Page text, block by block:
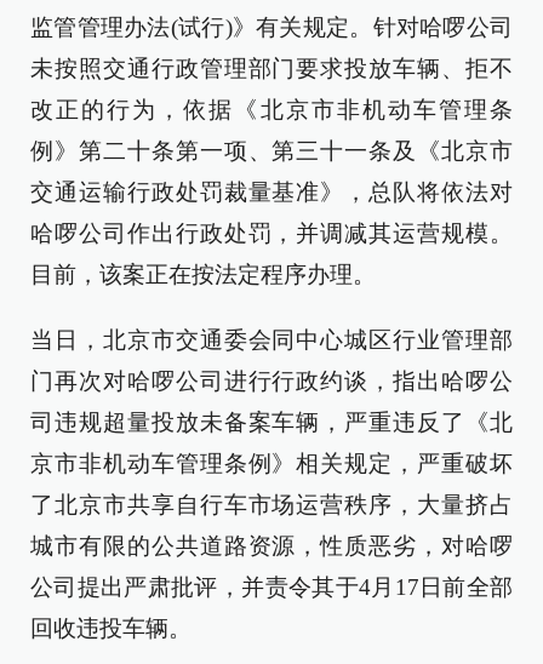
监管管理办法(试行)》有关规定。针对哈啰公司
未按照交通行政管理部门要求投放车辆、拒不
改正的行为，依据《北京市非机动车管理条
例》第二十条第一项、第三十一条及《北京市
交通运输行政处罚裁量基准》，总队将依法对
哈啰公司作出行政处罚，并调减其运营规模。
目前，该案正在按法定程序办理。
当日，北京市交通委会同中心城区行业管理部
门再次对哈啰公司进行行政约谈，指出哈啰公
司违规超量投放未备案车辆，严重违反了《北
京市非机动车管理条例》相关规定，严重破坏
了北京市共享自行车市场运营秩序，大量挤占
城市有限的公共道路资源，性质恶劣，对哈啰
公司提出严肃批评，并责令其于4月17日前全部
回收违投车辆。